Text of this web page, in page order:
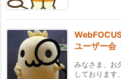
ユーザー会
みなさま、お
しております